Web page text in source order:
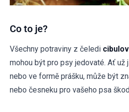
Co to je?
Všechny potraviny z čeledi
mohou být pro psy jedovaté. Ať už
nebo ve formě prášku, může být
nebo česneku pro vašeho psa